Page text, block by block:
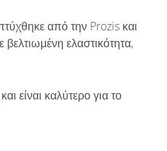
από την Prozis και
ελαστικότητα,
είναι καλύτερο για το